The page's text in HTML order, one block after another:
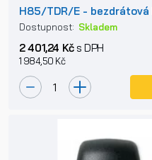
H85/TDR/E - bezdrátová
Dostupnost: Skladem
2 401,24 Kčs DPH
1 984,50 Kč